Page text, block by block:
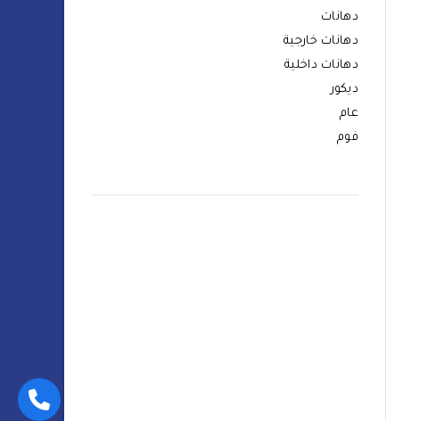
دهانات
دهانات خارجية
دهانات داخلية
ديكور
عام
فوم